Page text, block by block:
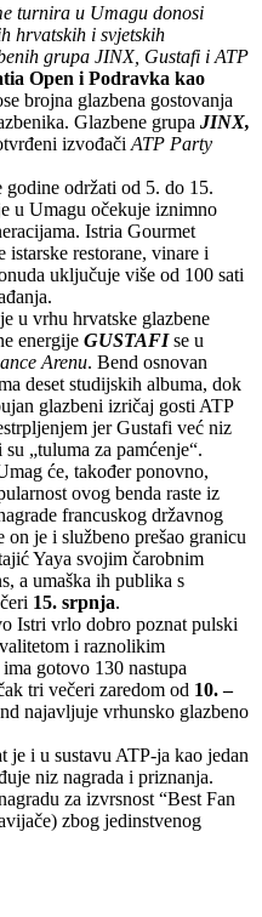
turnira u Umagu donosi
hrvatskih i svjetskih
grupa JINX, Gustafi i ATP
Open i Podravka kao
brojna glazbena gostovanja
Glazbene grupa JINX,
izvođači ATP Party
godine održati od 5. do 15.
u Umagu očekuje iznimno
Istria Gourmet
restorane, vinare i
uključuje više od 100 sati
u vrhu hrvatske glazbene
energije GUSTAFIse u
Arenu. Bend osnovan
deset studijskih albuma, dok
glazbeni izričaj gosti ATP
jer Gustafi već niz
„tuluma za pamćenje“.
će, također ponovno,
ovog benda raste iz
francuskog državnog
je i službeno prešao granicu
Yaya svojim čarobnim
a umaška ih publika s
15. srpnja.
Istri vrlo dobro poznat pulski
i raznolikim
gotovo 130 nastupa
tri večeri zaredom od 10. –
najavljuje vrhunsko glazbeno
je i u sustavu ATP-ja kao jedan
niz nagrada i priznanja.
za izvrsnost “Best Fan
zbog jedinstvenog